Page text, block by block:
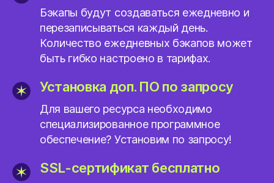
Бэкапы будут создаваться ежедневно и
перезаписываться каждый день.
Количество ежедневных бэкапов может
быть гибко настроено в тарифах.
Установка доп. ПО по запросу
Для вашего ресурса необходимо
специализированное программное
обеспечение? Установим по запросу!
SSL-сертификат бесплатно